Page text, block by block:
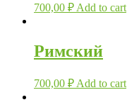
700,00 ₽ Add to cart
Римский
700,00 ₽ Add to cart